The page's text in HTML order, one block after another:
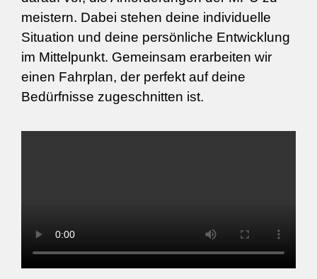
meistern. Dabei stehen deine individuelle
Situation und deine persönliche Entwicklung
im Mittelpunkt. Gemeinsam erarbeiten wir
einen Fahrplan, der perfekt auf deine
Bedürfnisse zugeschnitten ist.